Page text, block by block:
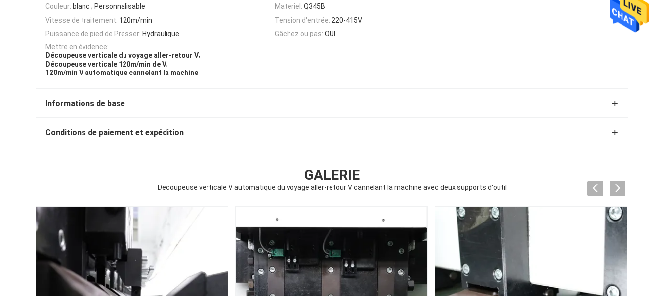
Couleur: blanc ; Personnalisable Matériel: Q345B
Vitesse de traitement: 120m/min Tension d'entrée: 220-415V
Puissance de pied de Presser: Hydraulique Gâchez ou pas: OUI
Mettre en évidence:
Découpeuse verticale du voyage aller-retour V,
Découpeuse verticale 120m/min de V,
120m/min V automatique cannelant la machine
Informations de base
Conditions de paiement et expédition
GALERIE
Découpeuse verticale V automatique du voyage aller-retour V cannelant la machine avec deux supports d'outil